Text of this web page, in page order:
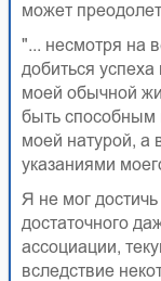
может
"... несмотря на
добиться
моей обычной
быть способным
моей натурой, а
указаниями
Я не мог
достаточного
ассоциации,
вследствие